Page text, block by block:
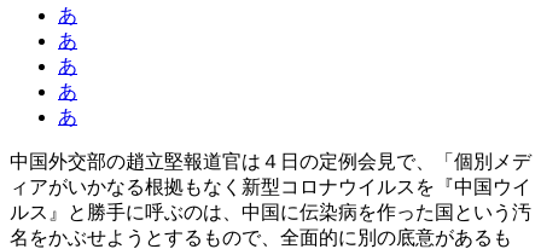
あ
あ
あ
あ
あ
中国外交部の趙立堅報道官は４日の定例会見で、「個別メデ
ィアがいかなる根拠もなく新型コロナウイルスを『中国ウイ
ルス』と勝手に呼ぶのは、中国に伝染病を作った国という汚
名をかぶせようとするもので、全面的に別の底意があるも